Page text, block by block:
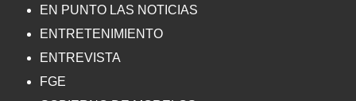
EN PUNTO LAS NOTICIAS
ENTRETENIMIENTO
ENTREVISTA
FGE